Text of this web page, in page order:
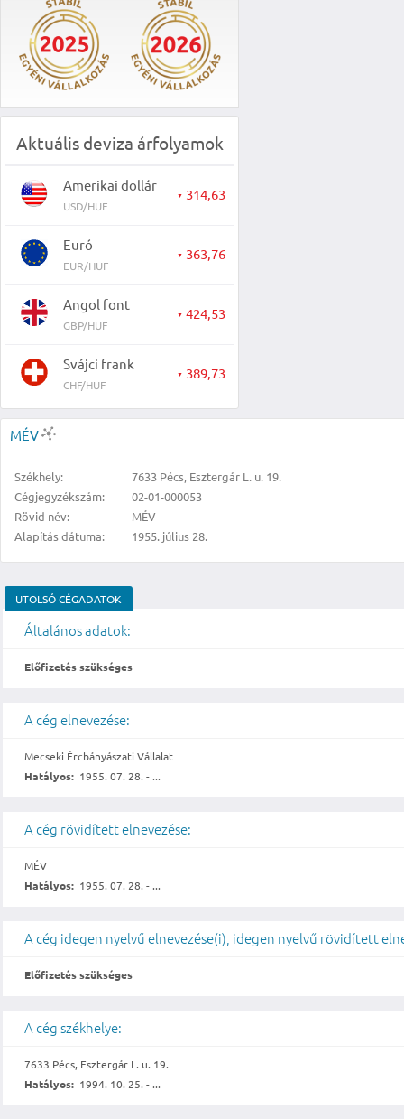
Aktuális deviza árfolyamok
Amerikai dollár
USD/HUF
▼ 314,63
Euró
EUR/HUF
▼ 363,76
Angol font
GBP/HUF
▼ 424,53
Svájci frank
CHF/HUF
▼ 389,73
MÉV
Székhely:
7633 Pécs, Esztergár L. u. 19.
Cégjegyzékszám:
02-01-000053
Rövid név:
MÉV
Alapítás dátuma:
1955. július 28.
UTOLSÓ CÉGADATOK
Általános adatok:
Előfizetés szükséges
A cég elnevezése:
Mecseki Ércbányászati Vállalat
Hatályos: 1955. 07. 28. - ...
A cég rövidített elnevezése:
MÉV
Hatályos: 1955. 07. 28. - ...
A cég idegen nyelvű elnevezése(i), idegen nyelvű rövidített
Előfizetés szükséges
A cég székhelye:
7633 Pécs, Esztergár L. u. 19.
Hatályos: 1994. 10. 25. - ...